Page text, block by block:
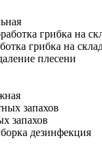
грибка на
плесени
запахов
дезинфекция